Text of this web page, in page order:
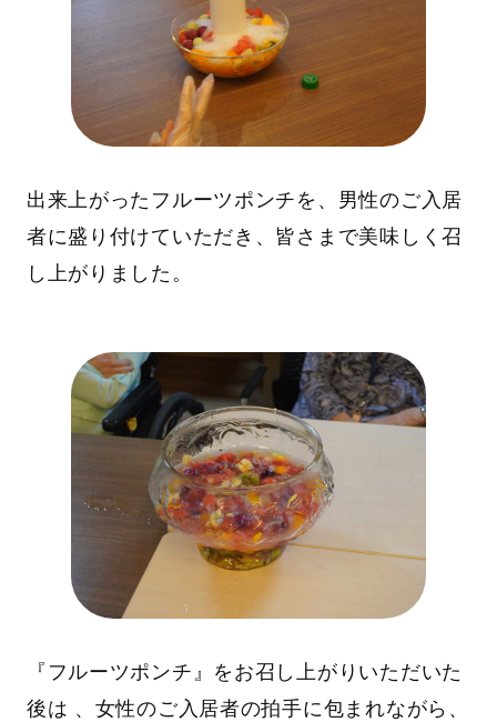
出来上がったフルーツポンチを、男性のご入居
者に盛り付けていただき、皆さまで美味しく召
し上がりました。
『フルーツポンチ』をお召し上がりいただいた
後は 、女性のご入居者の拍手に包まれながら、